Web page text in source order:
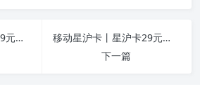
电信君通卡丨君通卡19元包50G通用+30G定向+通话0.1元/分钟 2年19 专属充值
移动星沪卡丨星沪卡29元包188G通用+50分钟通话 仅发上海 京东上门
下一篇